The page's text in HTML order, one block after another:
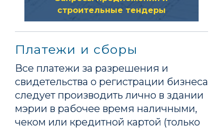
строительные тендеры
больше о том, как принять
участие в тендере на городской
проект или подать предложение
в ответ на запрос предложений
(RFP), выпущенный городом.
Платежи и сборы
Все платежи за разрешения и
свидетельства о регистрации бизнеса
следует производить лично в здании
мэрии в рабочее время наличными,
чеком или кредитной картой (только